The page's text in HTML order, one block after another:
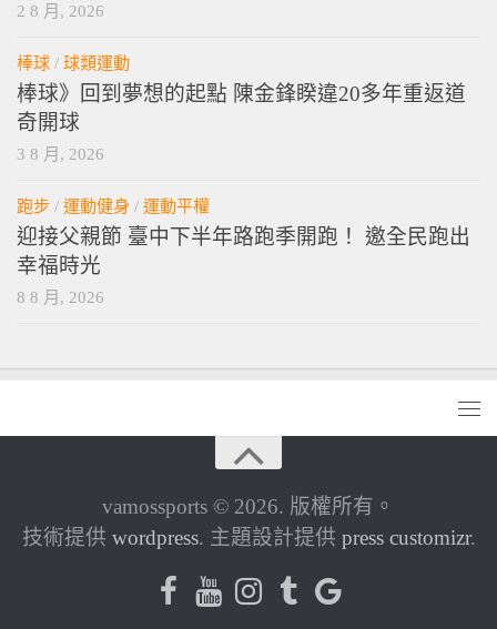
2 8 月, 2026
棒球 / 球類運動
棒球》回到夢想的起點 陳金鋒睽違20多年重返道
奇開球
3 8 月, 2026
跑步 / 運動健身 / 運動平權
迎接父親節 臺中下半年路跑季開跑！ 邀全民跑出
幸福時光
8 8 月, 2026
vamossports © 2026. 版權所有。
技術提供 wordpress. 主題設計提供 press customizr.